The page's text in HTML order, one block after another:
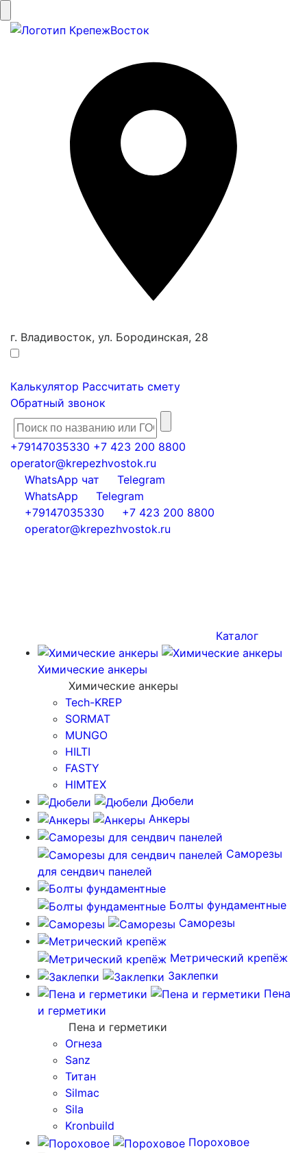
г. Владивосток, ул. Бородинская, 28
Калькулятор Рассчитать смету
Обратный звонок
+79147035330 +7 423 200 8800
operator@krepezhvostok.ru
WhatsApp чат
Telegram
WhatsApp
Telegram
+79147035330
+7 423 200 8800
operator@krepezhvostok.ru
Каталог
Химические анкеры
Химические анкеры
Tech-KREP
SORMAT
MUNGO
HILTI
FASTY
HIMTEX
Дюбели
Анкеры
Саморезы
для сендвич панелей
Болты фундаментные
Саморезы
Метрический крепёж
Заклепки
Пена
и герметики
Пена и герметики
Огнеза
Sanz
Титан
Silmac
Sila
Kronbuild
Пороховое